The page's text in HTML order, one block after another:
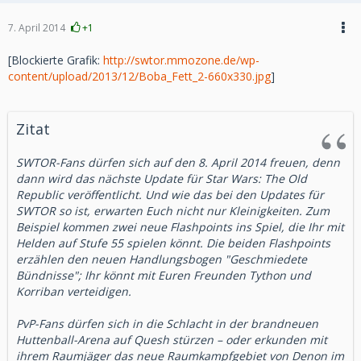
Erfahrung.
Galaktischer Raumjäger
Wächterdrohnen feuern nicht länger Raketen oder
Verlassen des Sichtbereichs setzt die Aufladezeit
zurück und lässt die Drohne ein anderes Ziel wählen,
wenn es sich im freien Zielbereich befindet.
Die Geschwindigkeit beim Rollen des Schiffs im
Galaktischen Raumjäger wird nicht mehr durch
niedrige Framerates verlangsamt. Highend-PCs sind
davon nicht betroffen, aber Spieler auf Rechnern mit
weniger Leistung sollten eine deutliche Steigerung der
Rollgeschwindigkeit bemerken.
Die Lautstärke der Ionenkanone wurde verringert.
Es wurde ein Problem behoben, das dazu führte, dass
der Droiden-Beiwagen im Galaktischen Handelsnetz
eigenen Stil ausdrücken und ihr Prestige erhöhen, um damit
möglich, Freunde von jedem Ort im Spiel einzuladen und
zur Festung zu transportieren, um dort gemeinsam Zeit zu
Mitglieder treffen, um das nächste große Abenteuer zu
Spieler, die am 3. April Abonnent sind, erhalten:
500 Bonus-Kartellmünzen
Spieler, die am 5. Mai Abonnent sind, erhalten:
1.000 Bonus-Kartellmünzen
Frühzeitigen Zugang zu Galactic Strongholds ab dem
7. April 2014 +1
[Blockierte Grafik: http://swtor.mmozone.de/wp-
content/upload/2013/12/Boba_Fett_2-660x330.jpg]
Zitat
SWTOR-Fans dürfen sich auf den 8. April 2014 freuen, denn
dann wird das nächste Update für Star Wars: The Old
Republic veröffentlicht. Und wie das bei den Updates für
SWTOR so ist, erwarten Euch nicht nur Kleinigkeiten. Zum
Beispiel kommen zwei neue Flashpoints ins Spiel, die Ihr mit
Helden auf Stufe 55 spielen könnt. Die beiden Flashpoints
erzählen den neuen Handlungsbogen "Geschmiedete
Bündnisse"; Ihr könnt mit Euren Freunden Tython und
Korriban verteidigen.
PvP-Fans dürfen sich in die Schlacht in der brandneuen
Huttenball-Arena auf Quesh stürzen – oder erkunden mit
ihrem Raumjäger das neue Raumkampfgebiet von Denon im